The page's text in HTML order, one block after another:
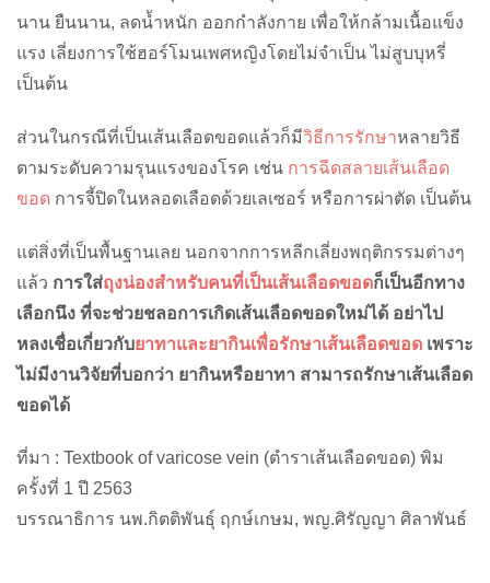
นาน ยืนนาน, ลดน้ำหนัก ออกกำลังกาย เพื่อให้กล้ามเนื้อแข็ง
แรง เลี่ยงการใช้ฮอร์โมนเพศหญิงโดยไม่จำเป็น ไม่สูบบุหรี่
เป็นต้น
ส่วนในกรณีที่เป็นเส้นเลือดขอดแล้วก็มีวิธีการรักษาหลายวิธี
ตามระดับความรุนแรงของโรค เช่น การฉีดสลายเส้นเลือด
ขอด การจี้ปิดในหลอดเลือดด้วยเลเซอร์ หรือการผ่าตัด เป็นต้น
แต่สิ่งที่เป็นพื้นฐานเลย นอกจากการหลีกเลี่ยงพฤติกรรมต่างๆ
แล้ว การใส่ถุงน่องสำหรับคนที่เป็นเส้นเลือดขอดก็เป็นอีกทาง
เลือกนึง ที่จะช่วยชลอการเกิดเส้นเลือดขอดใหม่ได้ อย่าไป
หลงเชื่อเกี่ยวกับยาทาและยากินเพื่อรักษาเส้นเลือดขอด เพราะ
ไม่มีงานวิจัยที่บอกว่า ยากินหรือยาทา สามารถรักษาเส้นเลือด
ขอดได้
ที่มา : Textbook of varicose vein (ตำราเส้นเลือดขอด) พิม
ครั้งที่ 1 ปี 2563
บรรณาธิการ นพ.กิตติพันธ์ุ ฤกษ์เกษม, พญ.ศิรัญญา ศิลาพันธ์